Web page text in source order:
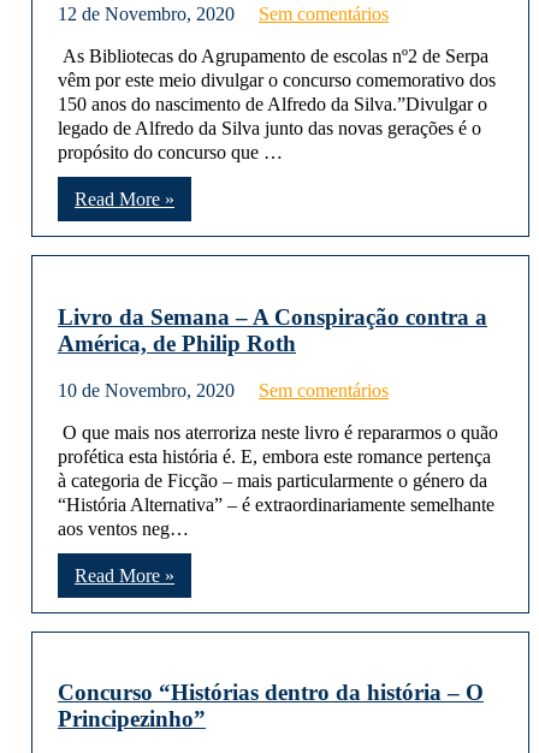
12 de Novembro, 2020 Sem comentários
As Bibliotecas do Agrupamento de escolas nº2 de Serpa
vêm por este meio divulgar o concurso comemorativo dos
150 anos do nascimento de Alfredo da Silva.”Divulgar o
legado de Alfredo da Silva junto das novas gerações é o
propósito do concurso que …
Read More »
Livro da Semana – A Conspiração contra a
América, de Philip Roth
10 de Novembro, 2020 Sem comentários
O que mais nos aterroriza neste livro é repararmos o quão
profética esta história é. E, embora este romance pertença
à categoria de Ficção – mais particularmente o género da
“História Alternativa” – é extraordinariamente semelhante
aos ventos neg…
Read More »
Concurso “Histórias dentro da história – O
Principezinho”